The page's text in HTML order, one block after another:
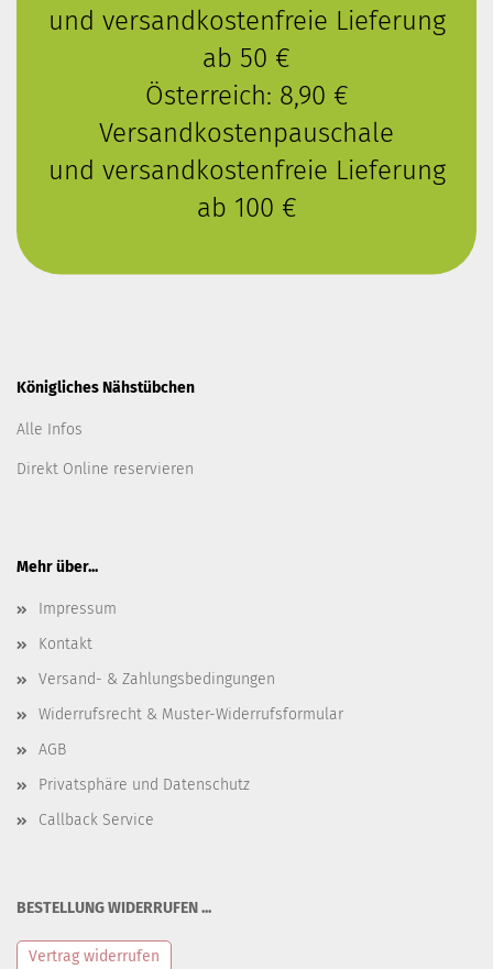
und versandkostenfreie Lieferung
ab 50 €
Österreich: 8,90 €
Versandkostenpauschale
und versandkostenfreie Lieferung
ab 100 €
Königliches Nähstübchen
Alle Infos
Direkt Online reservieren
Mehr über...
Impressum
Kontakt
Versand- & Zahlungsbedingungen
Widerrufsrecht & Muster-Widerrufsformular
AGB
Privatsphäre und Datenschutz
Callback Service
BESTELLUNG WIDERRUFEN ...
Vertrag widerrufen